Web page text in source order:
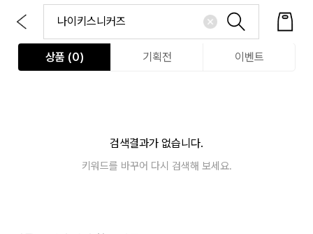
상품 (0) 기획전 이벤트
검색결과가 없습니다.
키워드를 바꾸어 다시 검색해 보세요.